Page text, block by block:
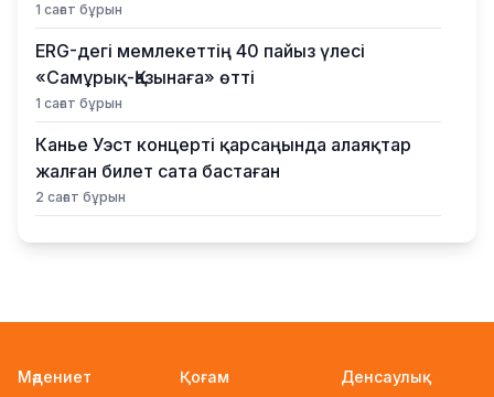
1 сағат бұрын
ERG-дегі мемлекеттің 40 пайыз үлесі
«Самұрық-Қазынаға» өтті
1 сағат бұрын
Канье Уэст концерті қарсаңында алаяқтар
жалған билет сата бастаған
2 сағат бұрын
Қазақстанда алғаш рет жолаушы мінген
21 сағат бұрын
Мәдениет
Қоғам
Денсаулық